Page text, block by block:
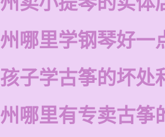
哪里学钢琴好一
子学古筝的坏处
哪里有专卖古筝